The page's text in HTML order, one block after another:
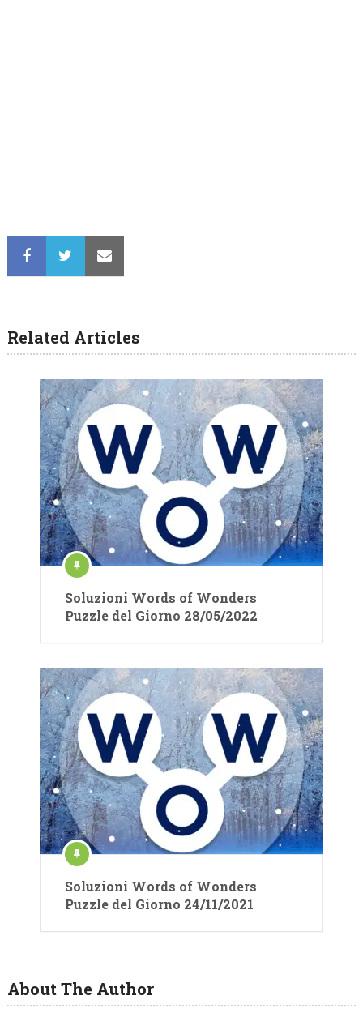
Related Articles
Soluzioni Words of Wonders
Puzzle del Giorno 28/05/2022
Soluzioni Words of Wonders
Puzzle del Giorno 24/11/2021
About The Author